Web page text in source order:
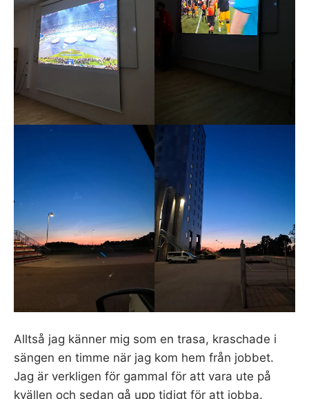
Alltså jag känner mig som en trasa, kraschade i
sängen en timme när jag kom hem från jobbet.
Jag är verkligen för gammal för att vara ute på
kvällen och sedan gå upp tidigt för att jobba.